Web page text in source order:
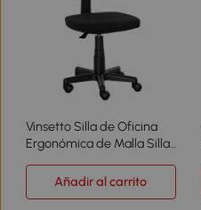
Vinsetto Silla de Oficina
Ergonómica de Malla Silla
con Altura Ajustable
Soporte Lumbar
Añadir al carrito